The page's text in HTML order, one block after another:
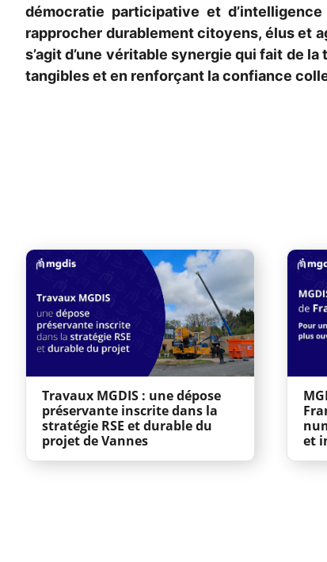
démocratie participative et
rapprocher durablement citoyens, élus et
s’agit d’une véritable synergie qui fait de
tangibles et en renforçant la confiance
Travaux MGDIS : une dépose
préservante inscrite dans la
stratégie RSE et durable du
projet de Vannes
et